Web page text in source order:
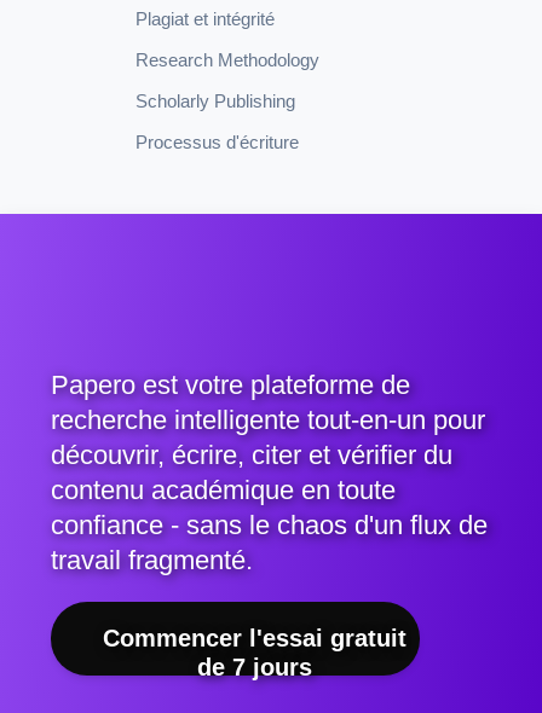
Plagiat et intégrité
Research Methodology
Scholarly Publishing
Processus d'écriture
Papero est votre plateforme de
recherche intelligente tout-en-un pour
découvrir, écrire, citer et vérifier du
contenu académique en toute
confiance - sans le chaos d'un flux de
travail fragmenté.
Commencer l'essai gratuit
de 7 jours